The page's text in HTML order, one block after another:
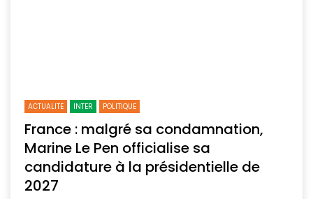
ACTUALITE INTER POLITIQUE
France : malgré sa condamnation,
Marine Le Pen officialise sa
candidature à la présidentielle de
2027